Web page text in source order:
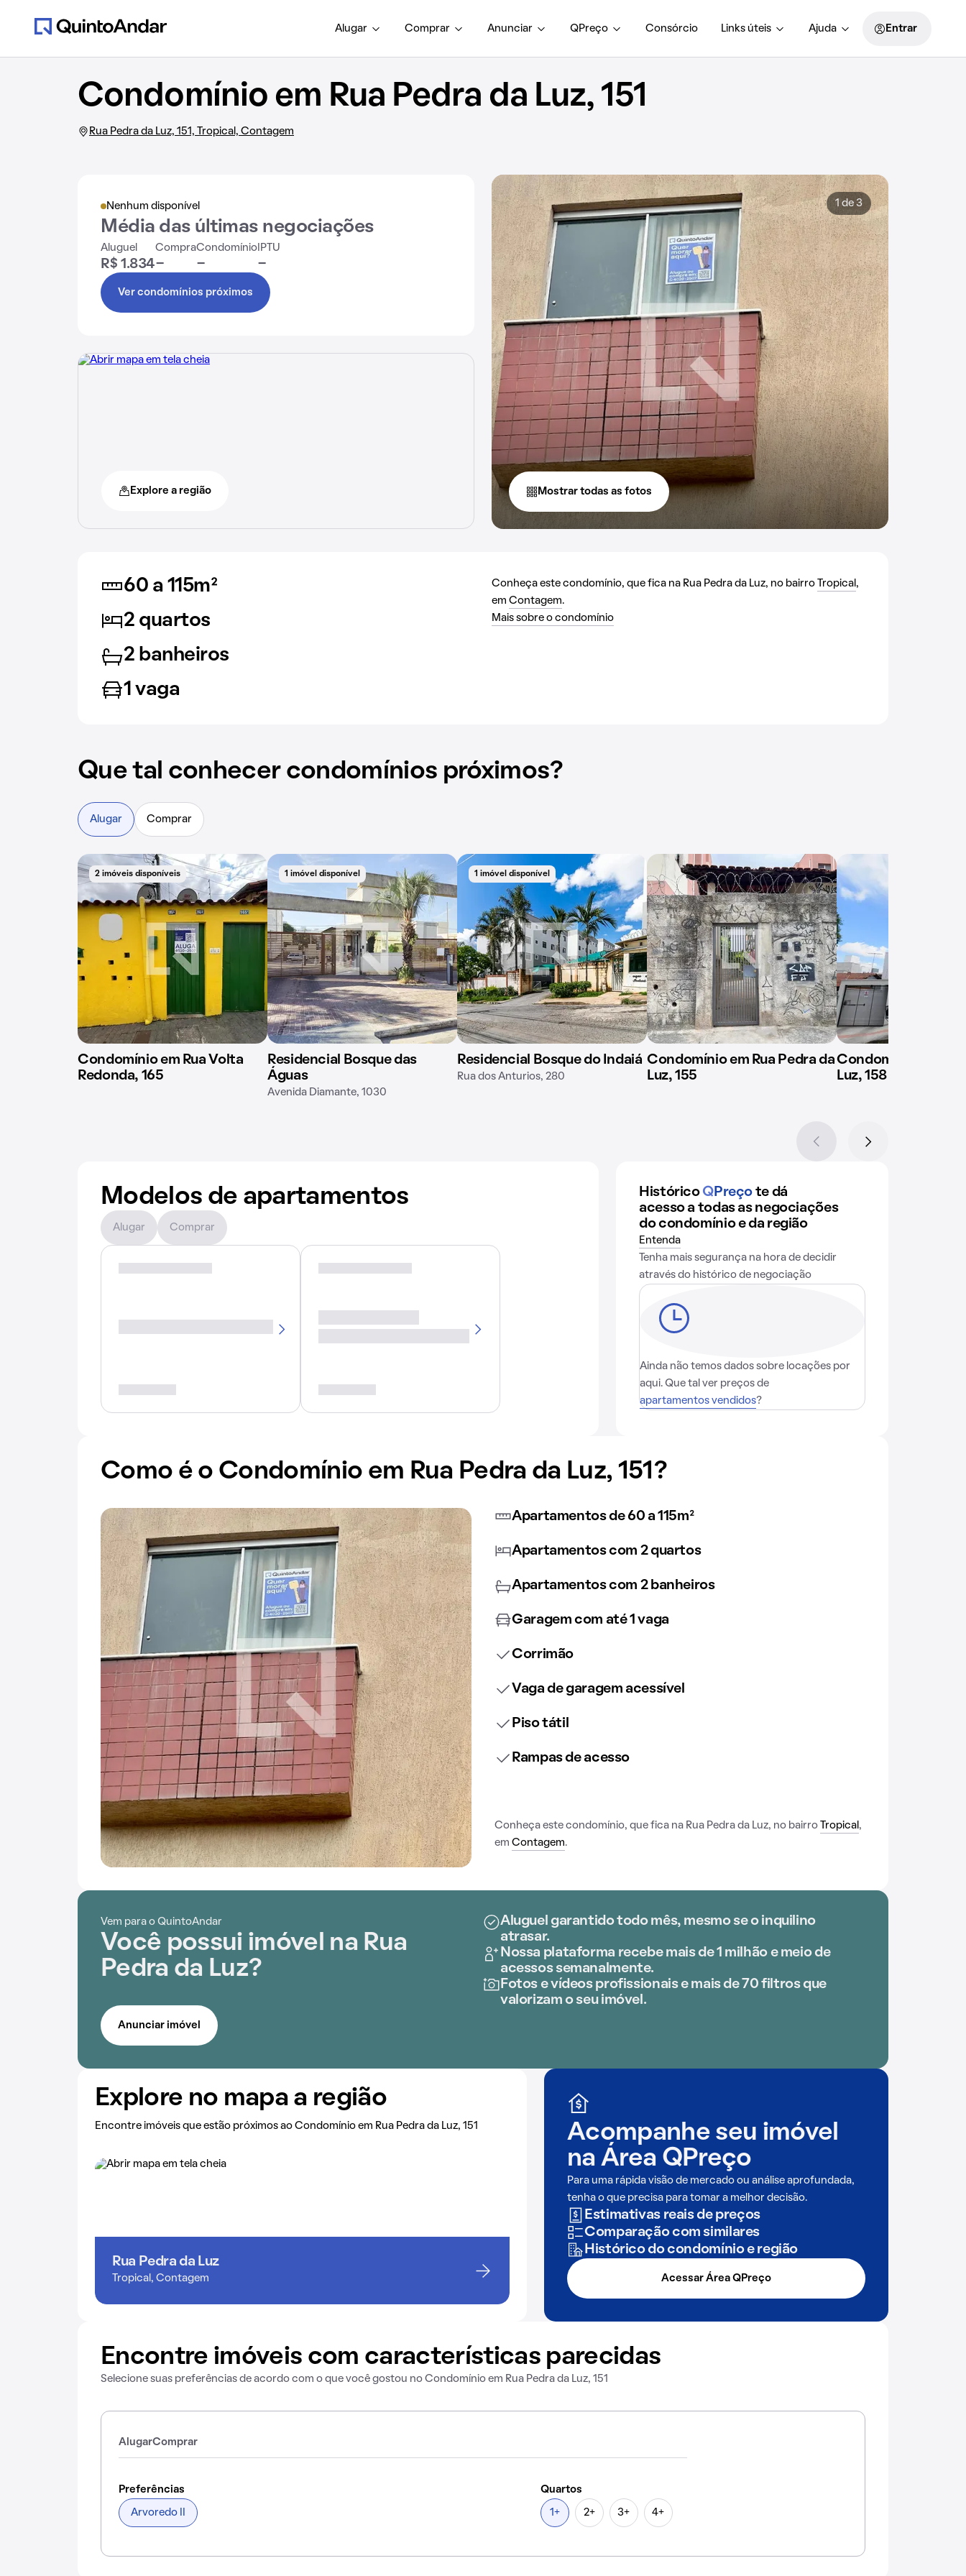
Alugar Comprar Anunciar QPreço Consórcio Links úteis Ajuda Entrar
Condomínio em Rua Pedra da Luz, 151
Rua Pedra da Luz, 151, Tropical, Contagem
Nenhum disponível
Média das últimas negociações
Aluguel
R$ 1.834
Compra
-
Condomínio
-
IPTU
-
Ver condomínios próximos
Explore a região
1 de 3
Mostrar todas as fotos
60 a 115m²
2 quartos
2 banheiros
1 vaga
Conheça este condomínio, que fica na Rua Pedra da Luz, no bairro Tropical ,
em Contagem.
Mais sobre o condomínio
Que tal conhecer condomínios próximos?
Alugar Comprar
2 imóveis disponíveis
Condomínio em Rua Volta
Redonda, 165
1 imóvel disponível
Residencial Bosque das
Águas
Avenida Diamante, 1030
1 imóvel disponível
Residencial Bosque do Indaiá
Rua dos Anturios, 280
Condomínio em Rua Pedra da
Luz, 155
Condomínio em
Luz, 158
Modelos de apartamentos
Alugar Comprar
Histórico QPreço te dá
acesso a todas as negociações
do condomínio e da região
Entenda
Tenha mais segurança na hora de decidir
através do histórico de negociação
Ainda não temos dados sobre locações por
aqui. Que tal ver preços de
apartamentos vendidos?
Como é o Condomínio em Rua Pedra da Luz, 151?
Apartamentos de 60 a 115m²
Apartamentos com 2 quartos
Apartamentos com 2 banheiros
Garagem com até 1 vaga
Corrimão
Vaga de garagem acessível
Piso tátil
Rampas de acesso
Conheça este condomínio, que fica na Rua Pedra da Luz, no bairro Tropical ,
em Contagem.
Vem para o QuintoAndar
Você possui imóvel na Rua
Pedra da Luz?
Aluguel garantido todo mês, mesmo se o inquilino
atrasar.
Nossa plataforma recebe mais de 1 milhão e meio de
acessos semanalmente.
Fotos e vídeos profissionais e mais de 70 filtros que
valorizam o seu imóvel.
Anunciar imóvel
Explore no mapa a região
Encontre imóveis que estão próximos ao Condomínio em Rua Pedra da Luz, 151
Rua Pedra da Luz
Tropical, Contagem
Acompanhe seu imóvel
naÁrea QPreço
Para uma rápida visão de mercado ou análise aprofundada,
tenha o que precisa para tomar a melhor decisão.
Estimativas reais de preços
Comparação com similares
Histórico do condomínio e região
Acessar Área QPreço
Encontre imóveis com características parecidas
Selecione suas preferências de acordo com o que você gostou no Condomínio em Rua Pedra da Luz, 151
AlugarComprar
Preferências
Arvoredo II
Quartos
1+ 2+ 3+ 4+